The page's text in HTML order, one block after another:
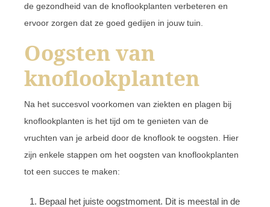
de gezondheid van de knoflookplanten verbeteren en
ervoor zorgen dat ze goed gedijen in jouw tuin.
Oogsten van
knoflookplanten
Na het succesvol voorkomen van ziekten en plagen bij
knoflookplanten is het tijd om te genieten van de
vruchten van je arbeid door de knoflook te oogsten. Hier
zijn enkele stappen om het oogsten van knoflookplanten
tot een succes te maken:
Bepaal het juiste oogstmoment. Dit is meestal in de